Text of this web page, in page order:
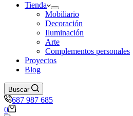
Tienda
Mobiliario
Decoración
Iluminación
Arte
Complementos personales
Proyectos
Blog
Buscar
687 987 685
Carro
0